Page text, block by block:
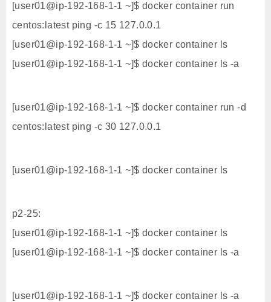
[user01@ip-192-168-1-1 ~]$ docker container run
centos:latest ping -c 15 127.0.0.1
[user01@ip-192-168-1-1 ~]$ docker container ls
[user01@ip-192-168-1-1 ~]$ docker container ls -a
[user01@ip-192-168-1-1 ~]$ docker container run -d
centos:latest ping -c 30 127.0.0.1
[user01@ip-192-168-1-1 ~]$ docker container ls
p2-25:
[user01@ip-192-168-1-1 ~]$ docker container ls
[user01@ip-192-168-1-1 ~]$ docker container ls -a
[user01@ip-192-168-1-1 ~]$ docker container ls -a